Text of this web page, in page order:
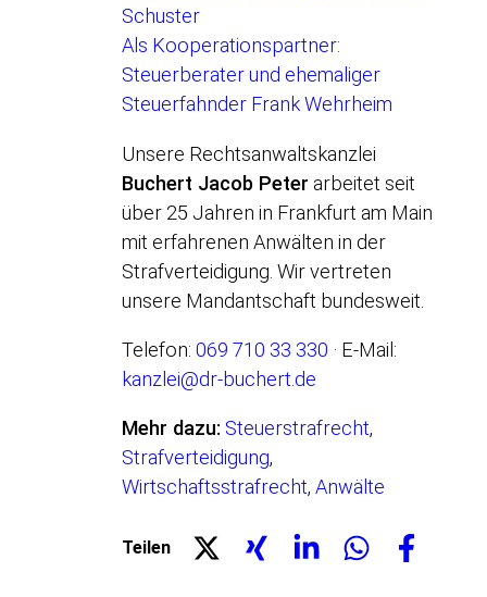
Schuster
Als Kooperationspartner:
Steuerberater und ehemaliger
Steuerfahnder Frank Wehrheim
Unsere Rechtsanwaltskanzlei
Buchert Jacob Peter arbeitet seit
über 25 Jahren in Frankfurt am Main
mit erfahrenen Anwälten in der
Strafverteidigung. Wir vertreten
unsere Mandantschaft bundesweit.
Telefon:069 710 33 330 · E-Mail:
kanzlei@dr-buchert.de
Mehr dazu: Steuerstrafrecht,
Strafverteidigung,
Wirtschaftsstrafrecht,Anwälte
Teilen